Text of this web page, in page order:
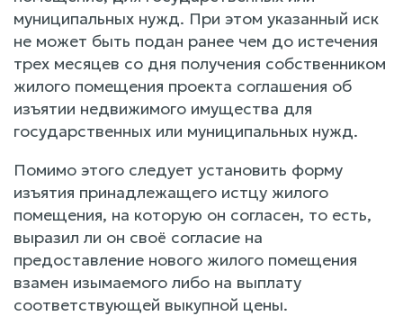
муниципальных нужд. При этом указанный иск
не может быть подан ранее чем до истечения
трех месяцев со дня получения собственником
жилого помещения проекта соглашения об
изъятии недвижимого имущества для
государственных или муниципальных нужд.
Помимо этого следует установить форму
изъятия принадлежащего истцу жилого
помещения, на которую он согласен, то есть,
выразил ли он своё согласие на
предоставление нового жилого помещения
взамен изымаемого либо на выплату
соответствующей выкупной цены.